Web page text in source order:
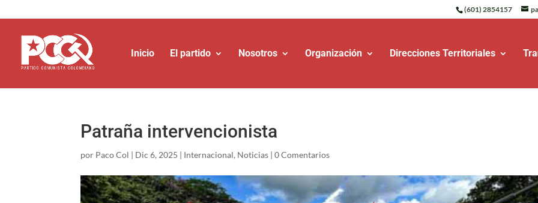
(601) 2854157
Inicio El partido Nosotros Organización Direcciones Territoriales
Patraña intervencionista
por Paco Col | Dic 6, 2025 | Internacional, Noticias |0 Comentarios